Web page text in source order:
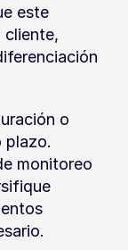
este
cliente,
o
plazo.
monitoreo